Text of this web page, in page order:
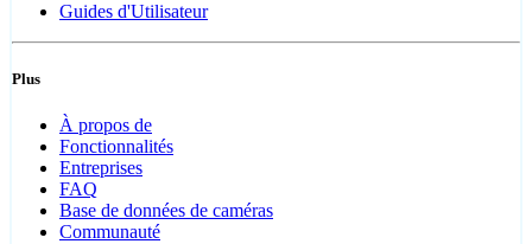
Guides d'Utilisateur
Plus
À propos de
Fonctionnalités
Entreprises
FAQ
Base de données de caméras
Communauté